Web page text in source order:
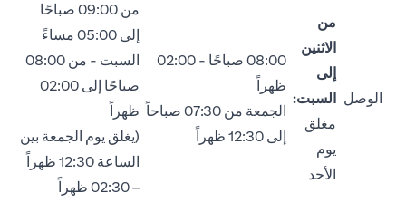
الوصل
من
الاثنين
إلى
السبت:
مغلق
يوم
الأحد
08:00 صباحًا - 02:00
ظهراً
الجمعة من 07:30 صباحاً
إلى 12:30 ظهراً
من 09:00 صباحًا
إلى 05:00 مساءً
السبت - من 08:00
صباحًا إلى 02:00
ظهراً
(يغلق يوم الجمعة بين
الساعة 12:30 ظهراً
– 02:30 ظهراً